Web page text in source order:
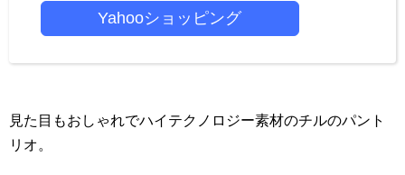
Yahooショッピング
見た目もおしゃれでハイテクノロジー素材のチルのパント
リオ。